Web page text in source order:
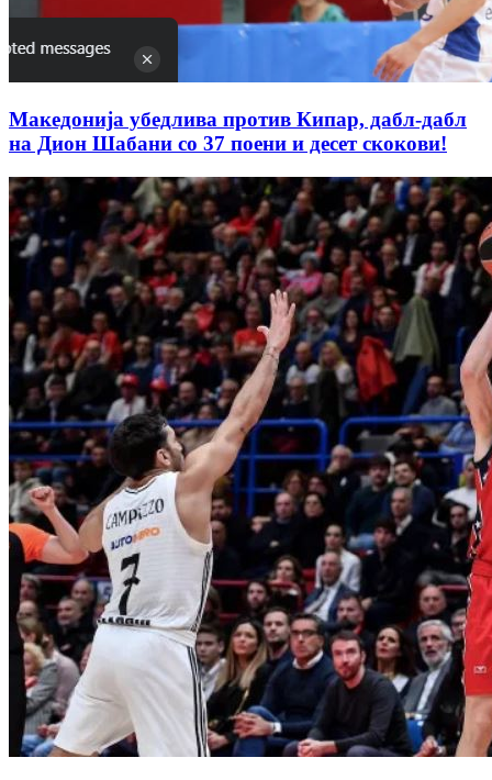
Македонија убедлива против Кипар, дабл-дабл
на Дион Шабани со 37 поени и десет скокови!